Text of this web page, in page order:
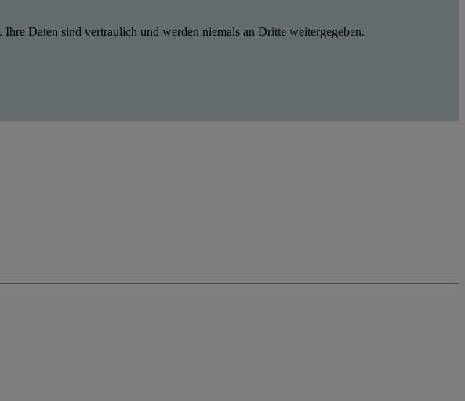
Daten sind vertraulich und werden niemals an Dritte weitergegeben.